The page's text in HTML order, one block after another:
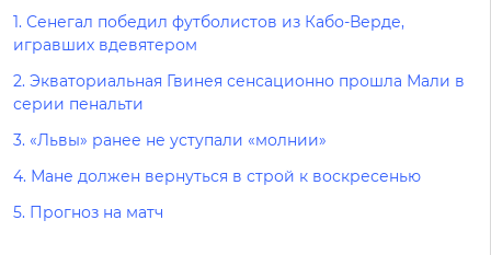
1. Сенегал победил футболистов из Кабо-Верде,
игравших вдевятером
2. Экваториальная Гвинея сенсационно прошла Мали в
серии пенальти
3. «Львы» ранее не уступали «молнии»
4. Мане должен вернуться в строй к воскресенью
5. Прогноз на матч